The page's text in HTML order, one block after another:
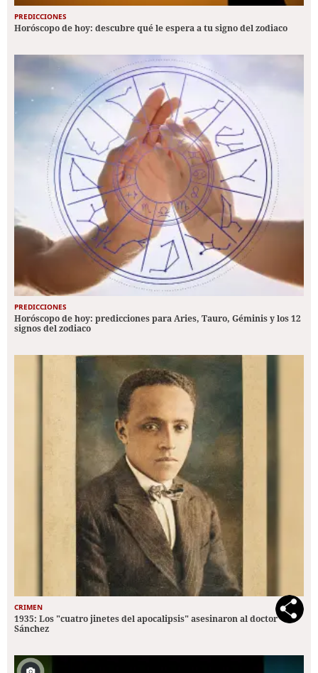
PREDICCIONES
Horóscopo de hoy: descubre qué le espera a tu signo del zodiaco
PREDICCIONES
Horóscopo de hoy: predicciones para Aries, Tauro, Géminis y los 12
signos del zodiaco
CRIMEN
1935: Los "cuatro jinetes del apocalipsis" asesinaron al doctor
Sánchez